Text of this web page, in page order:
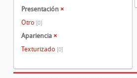
Presentación ×
Otro [0]
Apariencia ×
Texturizado [0]